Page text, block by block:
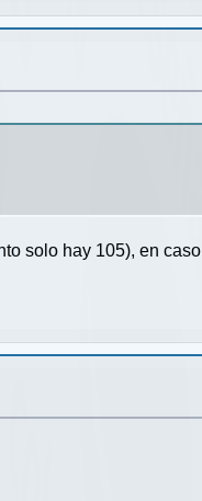
solo hay 105), en caso